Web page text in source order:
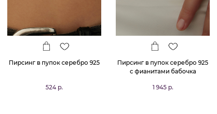
Пирсинг в пупок серебро 925
524 р.
Пирсинг в пупок серебро 925
с фианитами бабочка
1 945 р.